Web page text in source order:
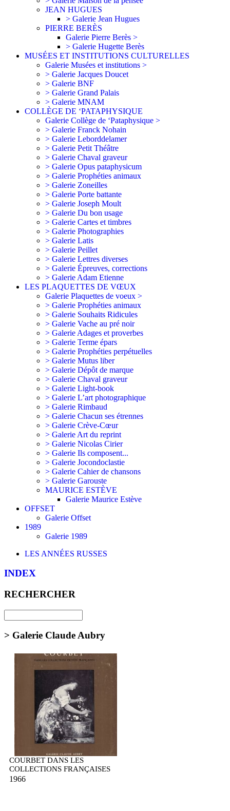
JEAN HUGUES
> Galerie Jean Hugues
PIERRE BERÈS
Galerie Pierre Berès >
> Galerie Hugette Berès
MUSÉES ET INSTITUTIONS CULTURELLES
Galerie Musées et institutions >
> Galerie Jacques Doucet
> Galerie BNF
> Galerie Grand Palais
> Galerie MNAM
COLLÈGE DE ‘PATAPHYSIQUE
Galerie Collège de ‘Pataphysique >
> Galerie Franck Nohain
> Galerie Leborddelamer
> Galerie Petit Théâtre
> Galerie Chaval graveur
> Galerie Opus pataphysicum
> Galerie Prophéties animaux
> Galerie Zoneilles
> Galerie Porte battante
> Galerie Joseph Moult
> Galerie Du bon usage
> Galerie Cartes et timbres
> Galerie Photographies
> Galerie Latis
> Galerie Peillet
> Galerie Lettres diverses
> Galerie Épreuves, corrections
> Galerie Adam Etienne
LES PLAQUETTES DE VŒUX
Galerie Plaquettes de voeux >
> Galerie Prophéties animaux
> Galerie Souhaits Ridicules
> Galerie Vache au pré noir
> Galerie Adages et proverbes
> Galerie Terme épars
> Galerie Prophéties perpétuelles
> Galerie Mutus liber
> Galerie Dépôt de marque
> Galerie Chaval graveur
> Galerie Light-book
> Galerie L’art photographique
> Galerie Rimbaud
> Galerie Chacun ses étrennes
> Galerie Crève-Cœur
> Galerie Art du reprint
> Galerie Nicolas Cirier
> Galerie Ils composent...
> Galerie Jocondoclastie
> Galerie Cahier de chansons
> Galerie Garouste
MAURICE ESTÈVE
Galerie Maurice Estève
OFFSET
Galerie Offset
1989
Galerie 1989
LES ANNÉES RUSSES
INDEX
RECHERCHER
> Galerie Claude Aubry
COURBET DANS LES
COLLECTIONS FRANÇAISES
1966